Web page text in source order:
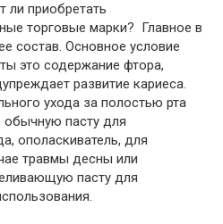
ли приобретать
торговые марки? Главное в
состав. Основное условие
это содержание фтора,
развитие кариеса.
ухода за полостью рта
пасту для
ополаскиватель, для
травмы десны или
пасту для